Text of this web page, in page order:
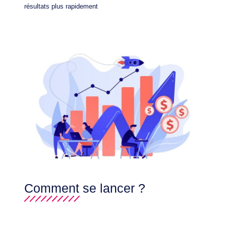
résultats plus rapidement
Comment se lancer ?